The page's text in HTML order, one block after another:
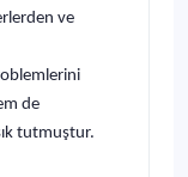
ve
de
tutmuştur.